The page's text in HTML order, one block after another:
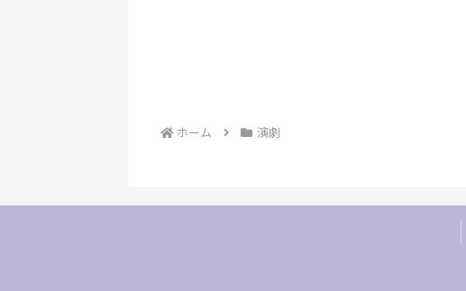
ホーム 演劇